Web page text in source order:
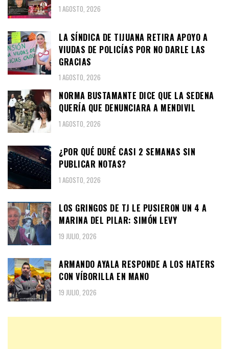
1 AGOSTO, 2026
LA SÍNDICA DE TIJUANA RETIRA APOYO A
VIUDAS DE POLICÍAS POR NO DARLE LAS
GRACIAS
1 AGOSTO, 2026
NORMA BUSTAMANTE DICE QUE LA SEDENA
QUERÍA QUE DENUNCIARA A MENDIVIL
1 AGOSTO, 2026
¿POR QUÉ DURÉ CASI 2 SEMANAS SIN
PUBLICAR NOTAS?
1 AGOSTO, 2026
LOS GRINGOS DE TJ LE PUSIERON UN 4 A
MARINA DEL PILAR: SIMÓN LEVY
19 JULIO, 2026
ARMANDO AYALA RESPONDE A LOS HATERS
CON VÍBORILLA EN MANO
19 JULIO, 2026